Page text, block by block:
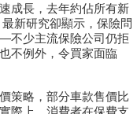
成長，去年約佔所有新
新研究卻顯示，保險問
不少主流保險公司仍拒
不例外，令買家面臨
策略，部分車款售價比
際上，消費者在保費支